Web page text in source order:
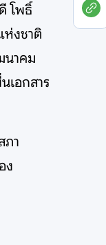
โพธิ์
ห่งชาติ
นาคม
เอกสาร
ภา
ง